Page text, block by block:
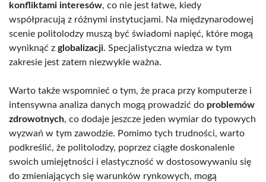
konfliktami interesów, co nie jest łatwe, kiedy
współpracują z różnymi instytucjami. Na międzynarodowej
scenie politolodzy muszą być świadomi napięć, które mogą
wyniknąć z globalizacji. Specjalistyczna wiedza w tym
zakresie jest zatem niezwykle ważna.
Warto także wspomnieć o tym, że praca przy komputerze i
intensywna analiza danych mogą prowadzić do problemów
zdrowotnych, co dodaje jeszcze jeden wymiar do typowych
wyzwań w tym zawodzie. Pomimo tych trudności, warto
podkreślić, że politolodzy, poprzez ciągłe doskonalenie
swoich umiejętności i elastyczność w dostosowywaniu się
do zmieniających się warunków rynkowych, mogą